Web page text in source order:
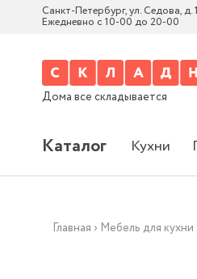
Санкт-Петербург, ул. Седова, д.
Ежедневно с 10-00 до 20-00
Дома все складывается
Каталог Кухни
Главная › Мебель для кухни